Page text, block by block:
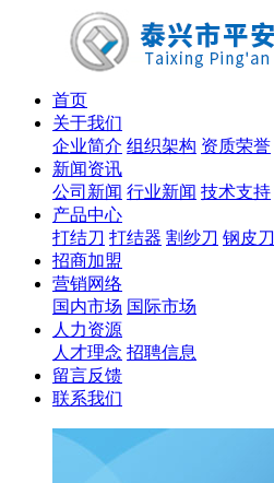
首页
关于我们
企业简介 组织架构 资质荣誉
新闻资讯
公司新闻 行业新闻 技术支持
产品中心
打结刀 打结器 割纱刀 钢皮刀
招商加盟
营销网络
国内市场 国际市场
人力资源
人才理念 招聘信息
留言反馈
联系我们